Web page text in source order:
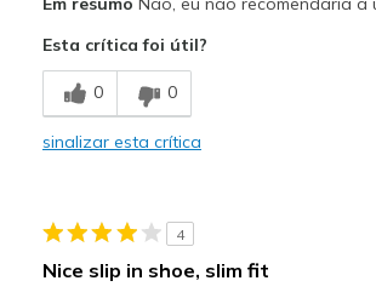
Contras
Not very good walking shoes fo long time
Poor Cushioning
Melhores utilizações
Width
Sizing
Feels true to size
Esta crítica foi útil?
0 0
sinalizar esta crítica
4
Nice slip in shoe, slim fit